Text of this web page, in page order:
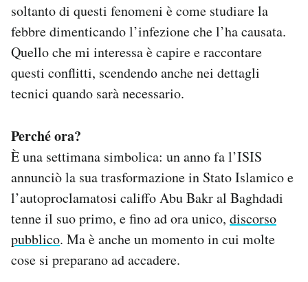
soltanto di questi fenomeni è come studiare la
febbre dimenticando l’infezione che l’ha causata.
Quello che mi interessa è capire e raccontare
questi conflitti, scendendo anche nei dettagli
tecnici quando sarà necessario.
Perché ora?
È una settimana simbolica: un anno fa l’ISIS
annunciò la sua trasformazione in Stato Islamico e
l’autoproclamatosi califfo Abu Bakr al Baghdadi
tenne il suo primo, e fino ad ora unico, discorso
pubblico. Ma è anche un momento in cui molte
cose si preparano ad accadere.